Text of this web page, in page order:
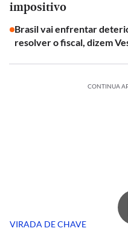
impositivo
Brasil vai enfrentar
resolver o fiscal, dizem
CONTINUA
VIRADA DE CHAVE